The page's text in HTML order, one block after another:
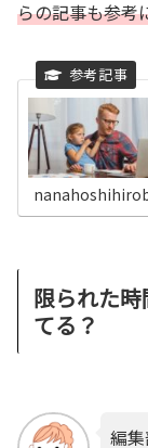
らの記事も参
限られた
てる？
編